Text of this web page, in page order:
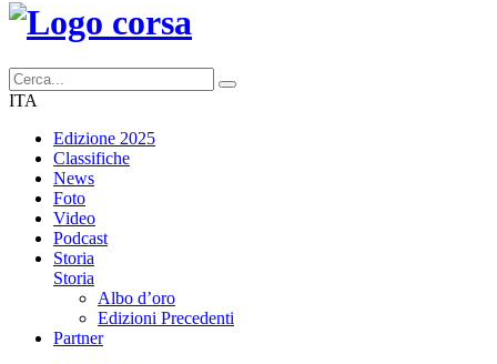
ITA
Edizione 2025
Classifiche
News
Foto
Video
Podcast
Storia
Storia
Albo d’oro
Edizioni Precedenti
Partner